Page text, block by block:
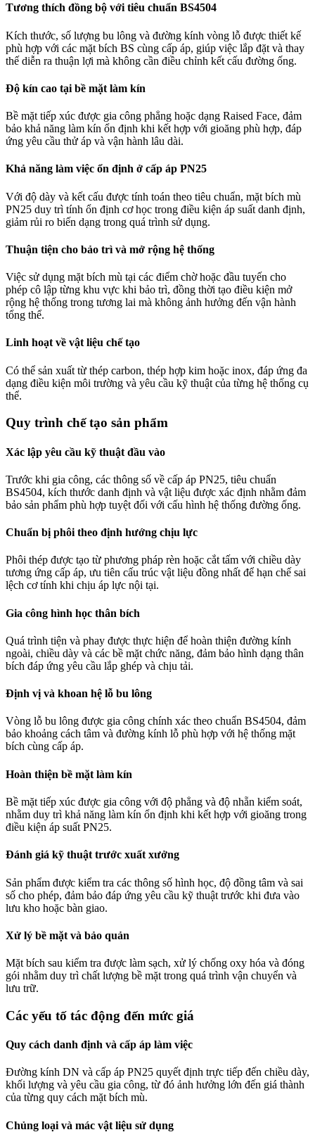
Tương thích đồng bộ với tiêu chuẩn BS4504
Kích thước, số lượng bu lông và đường kính vòng lỗ được thiết kế
phù hợp với các mặt bích BS cùng cấp áp, giúp việc lắp đặt và thay
thế diễn ra thuận lợi mà không cần điều chỉnh kết cấu đường ống.
Độ kín cao tại bề mặt làm kín
Bề mặt tiếp xúc được gia công phẳng hoặc dạng Raised Face, đảm
bảo khả năng làm kín ổn định khi kết hợp với gioăng phù hợp, đáp
ứng yêu cầu thử áp và vận hành lâu dài.
Khả năng làm việc ổn định ở cấp áp PN25
Với độ dày và kết cấu được tính toán theo tiêu chuẩn, mặt bích mù
PN25 duy trì tính ổn định cơ học trong điều kiện áp suất danh định,
giảm rủi ro biến dạng trong quá trình sử dụng.
Thuận tiện cho bảo trì và mở rộng hệ thống
Việc sử dụng mặt bích mù tại các điểm chờ hoặc đầu tuyến cho
phép cô lập từng khu vực khi bảo trì, đồng thời tạo điều kiện mở
rộng hệ thống trong tương lai mà không ảnh hưởng đến vận hành
tổng thể.
Linh hoạt về vật liệu chế tạo
Có thể sản xuất từ thép carbon, thép hợp kim hoặc inox, đáp ứng đa
dạng điều kiện môi trường và yêu cầu kỹ thuật của từng hệ thống cụ
thể.
Quy trình chế tạo sản phẩm
Xác lập yêu cầu kỹ thuật đầu vào
Trước khi gia công, các thông số về cấp áp PN25, tiêu chuẩn
BS4504, kích thước danh định và vật liệu được xác định nhằm đảm
bảo sản phẩm phù hợp tuyệt đối với cấu hình hệ thống đường ống.
Chuẩn bị phôi theo định hướng chịu lực
Phôi thép được tạo từ phương pháp rèn hoặc cắt tấm với chiều dày
tương ứng cấp áp, ưu tiên cấu trúc vật liệu đồng nhất để hạn chế sai
lệch cơ tính khi chịu áp lực nội tại.
Gia công hình học thân bích
Quá trình tiện và phay được thực hiện để hoàn thiện đường kính
ngoài, chiều dày và các bề mặt chức năng, đảm bảo hình dạng thân
bích đáp ứng yêu cầu lắp ghép và chịu tải.
Định vị và khoan hệ lỗ bu lông
Vòng lỗ bu lông được gia công chính xác theo chuẩn BS4504, đảm
bảo khoảng cách tâm và đường kính lỗ phù hợp với hệ thống mặt
bích cùng cấp áp.
Hoàn thiện bề mặt làm kín
Bề mặt tiếp xúc được gia công với độ phẳng và độ nhẵn kiểm soát,
nhằm duy trì khả năng làm kín ổn định khi kết hợp với gioăng trong
điều kiện áp suất PN25.
Đánh giá kỹ thuật trước xuất xưởng
Sản phẩm được kiểm tra các thông số hình học, độ đồng tâm và sai
số cho phép, đảm bảo đáp ứng yêu cầu kỹ thuật trước khi đưa vào
lưu kho hoặc bàn giao.
Xử lý bề mặt và bảo quản
Mặt bích sau kiểm tra được làm sạch, xử lý chống oxy hóa và đóng
gói nhằm duy trì chất lượng bề mặt trong quá trình vận chuyển và
lưu trữ.
Các yếu tố tác động đến mức giá
Quy cách danh định và cấp áp làm việc
Đường kính DN và cấp áp PN25 quyết định trực tiếp đến chiều dày,
khối lượng và yêu cầu gia công, từ đó ảnh hưởng lớn đến giá thành
của từng quy cách mặt bích mù.
Chủng loại và mác vật liệu sử dụng